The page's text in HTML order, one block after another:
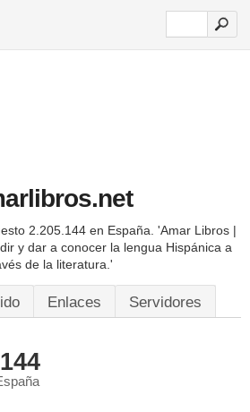
2.205.144 en España. 'Amar Libros |
y dar a conocer la lengua Hispánica a
de la literatura.'
Enlaces Servidores